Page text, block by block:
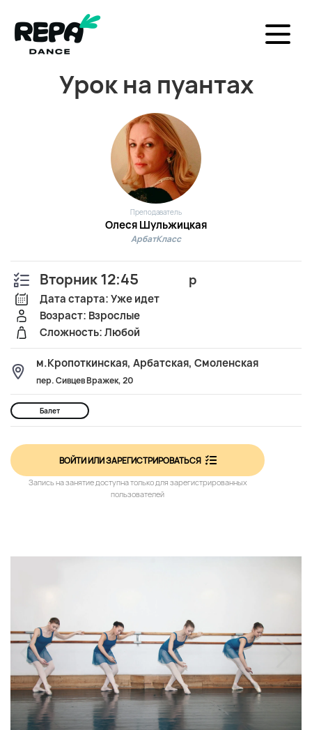
Урок на пуантах
Преподаватель
Олеся Шульжицкая
АрбатКласс
Вторник 12:45 р
Дата старта: Уже идет
Возраст: Взрослые
Сложность: Любой
м.Кропоткинская, Арбатская, Смоленская
пер. Сивцев Вражек, 20
Балет
ВОЙТИ ИЛИ ЗАРЕГИСТРИРОВАТЬСЯ
Запись на занятие доступна только для зарегистрированных
пользователей